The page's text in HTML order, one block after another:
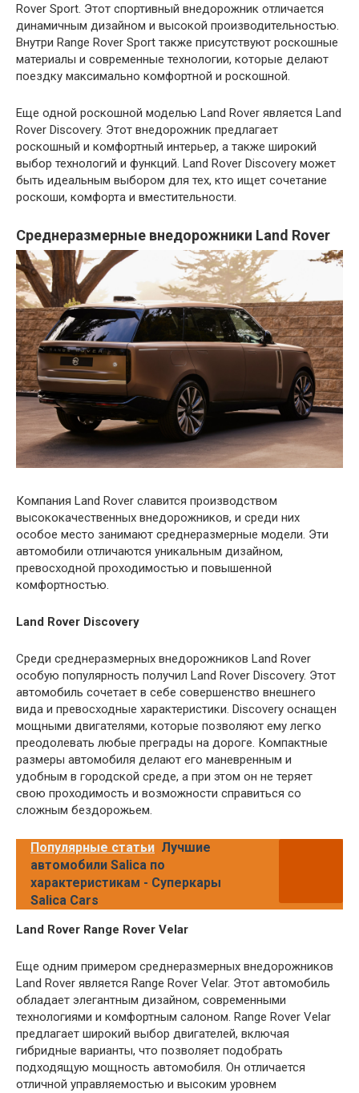
Rover Sport. Этот спортивный внедорожник отличается
динамичным дизайном и высокой производительностью.
Внутри Range Rover Sport также присутствуют роскошные
материалы и современные технологии, которые делают
поездку максимально комфортной и роскошной.
Еще одной роскошной моделью Land Rover является Land
Rover Discovery. Этот внедорожник предлагает
роскошный и комфортный интерьер, а также широкий
выбор технологий и функций. Land Rover Discovery может
быть идеальным выбором для тех, кто ищет сочетание
роскоши, комфорта и вместительности.
Среднеразмерные внедорожники Land Rover
Компания Land Rover славится производством
высококачественных внедорожников, и среди них
особое место занимают среднеразмерные модели. Эти
автомобили отличаются уникальным дизайном,
превосходной проходимостью и повышенной
комфортностью.
Land Rover Discovery
Среди среднеразмерных внедорожников Land Rover
особую популярность получил Land Rover Discovery. Этот
автомобиль сочетает в себе совершенство внешнего
вида и превосходные характеристики. Discovery оснащен
мощными двигателями, которые позволяют ему легко
преодолевать любые преграды на дороге. Компактные
размеры автомобиля делают его маневренным и
удобным в городской среде, а при этом он не теряет
свою проходимость и возможности справиться со
сложным бездорожьем.
Популярные статьи Лучшие
автомобили Salica по
характеристикам - Суперкары
Salica Cars
Land Rover Range Rover Velar
Еще одним примером среднеразмерных внедорожников
Land Rover является Range Rover Velar. Этот автомобиль
обладает элегантным дизайном, современными
технологиями и комфортным салоном. Range Rover Velar
предлагает широкий выбор двигателей, включая
гибридные варианты, что позволяет подобрать
подходящую мощность автомобиля. Он отличается
отличной управляемостью и высоким уровнем